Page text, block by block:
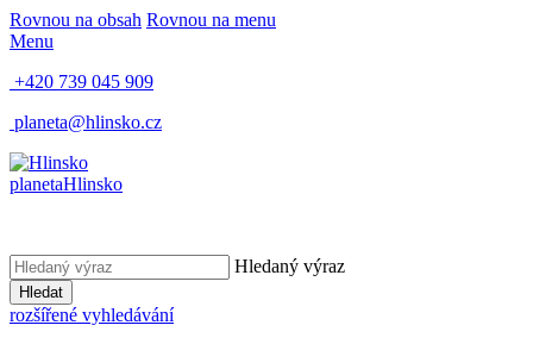
Rovnou na obsah Rovnou na menu
Menu
+420 739 045 909
planeta@hlinsko.cz
planetaHlinsko
Hledaný výraz
Hledat
rozšířené vyhledávání